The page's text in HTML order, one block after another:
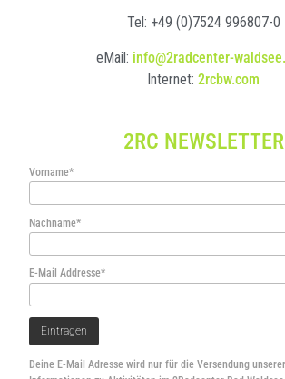
Tel: +49 (0)7524 996807-0
eMail: info@2radcenter-
Internet: 2rcbw.com
2RC NEWSLETTER
Vorname*
Nachname*
E-Mail Addresse*
Deine E-Mail Adresse wird nur für die Versendung